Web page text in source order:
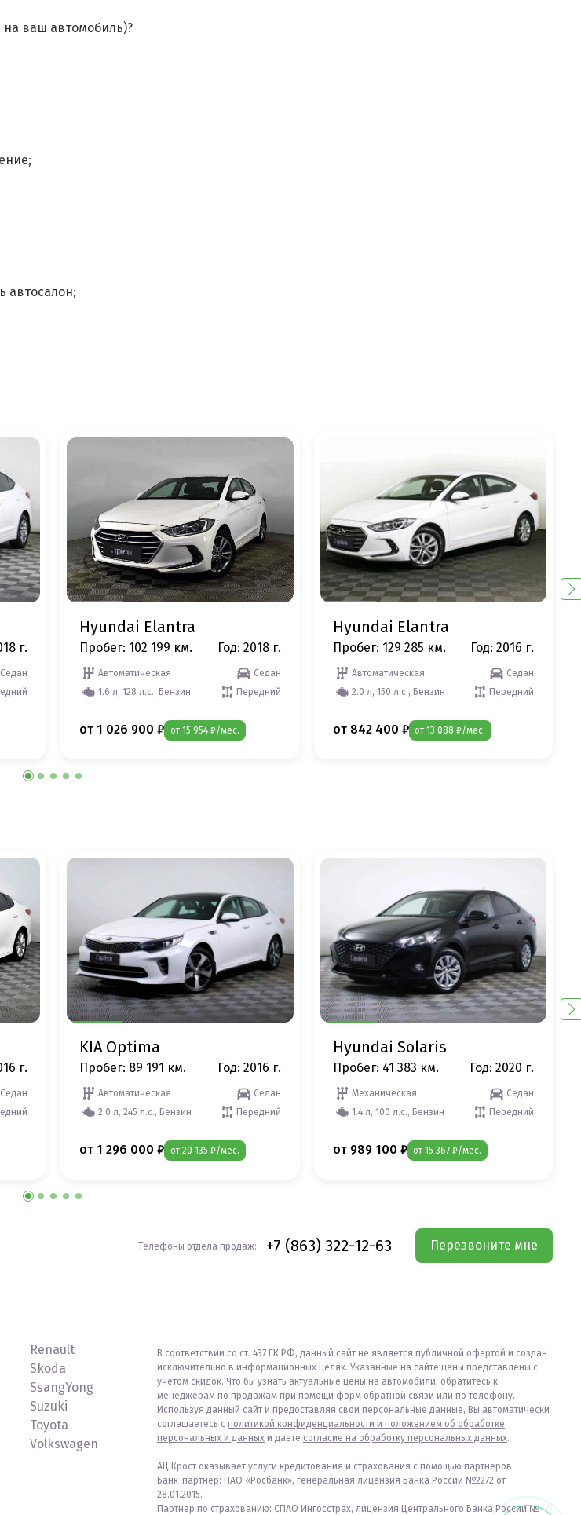
ваш автомобиль)?
автосалон;
г.
Седан
Hyundai Elantra
Пробег: 102 199 км. Год: 2018 г.
Автоматическая
Седан
1.6 л, 128 л.с., Бензин
Передний
от 1 026 900 ₽ от 15 954 ₽/мес.
Hyundai Elantra
Пробег: 129 285 км. Год: 2016 г.
Автоматическая
Седан
2.0 л, 150 л.с., Бензин
Передний
от 842 400 ₽ от 13 088 ₽/мес.
г.
Седан
KIA Optima
Пробег: 89 191 км. Год: 2016 г.
Автоматическая
Седан
2.0 л, 245 л.с., Бензин
Передний
от 1 296 000 ₽ от 20 135 ₽/мес.
Hyundai Solaris
Пробег: 41 383 км. Год: 2020 г.
Механическая
Седан
1.4 л, 100 л.с., Бензин
Передний
от 989 100 ₽ от 15 367 ₽/мес.
Телефоны отдела продаж: +7 (863) 322-12-63 Перезвоните мне
Renault
Skoda
SsangYong
Suzuki
Toyota
Volkswagen
В соответствии со ст. 437 ГК РФ, данный сайт не является публичной офертой и создан
исключительно в информационных целях. Указанные на сайте цены представлены с
учетом скидок. Что бы узнать актуальные цены на автомобили, обратитесь к
менеджерам по продажам при помощи форм обратной связи или по телефону.
Используя данный сайт и предоставляя свои персональные данные, Вы автоматически
соглашаетесь с политикой конфиденциальности и положением об обработке
персональных и данных и даете согласие на обработку персональных данных.
АЦ Крост оказывает услуги кредитования и страхования с помощью партнеров:
Банк-партнер: ПАО «Росбанк», генеральная лицензия Банка России №2272 от
28.01.2015.
Партнер по страхованию: СПАО Ингосстрах, лицензия Центрального Банка России №